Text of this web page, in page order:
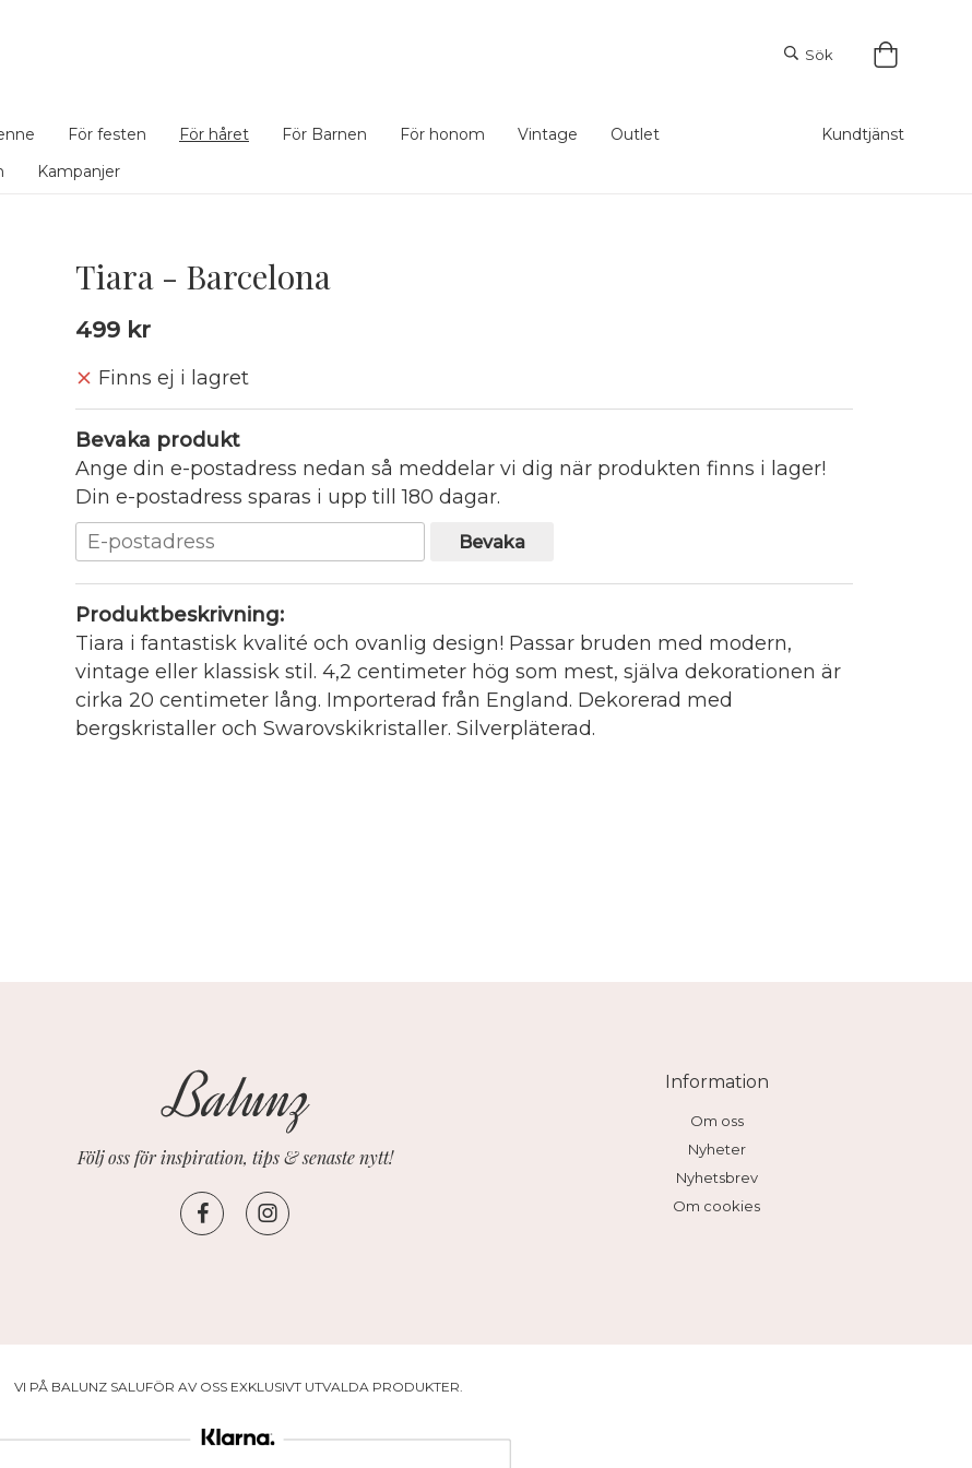
Sök
För festen För håret För Barnen För honom Vintage
Outlet
Kampanjer
Kundtjänst
Tiara - Barcelona
499 kr
Finns ej i lagret
Bevaka produkt
Ange din e-postadress nedan så meddelar vi dig när produkten finns i lager!
Din e-postadress sparas i upp till 180 dagar.
Bevaka
Produktbeskrivning:
Tiara i fantastisk kvalité och ovanlig design! Passar bruden med modern,
vintage eller klassisk stil. 4,2 centimeter hög som mest, själva dekorationen är
cirka 20 centimeter lång. Importerad från England. Dekorerad med
bergskristaller och Swarovskikristaller. Silverpläterad.
Följ oss för inspiration, tips & senaste nytt!
Information
Om oss
Nyheter
Nyhetsbrev
Om cookies
VI PÅ BALUNZ SALUFÖR AV OSS EXKLUSIVT UTVALDA PRODUKTER.